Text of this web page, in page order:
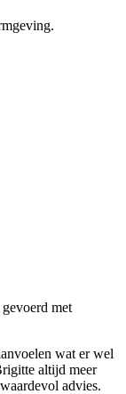
met
wat er wel
altijd meer
advies.